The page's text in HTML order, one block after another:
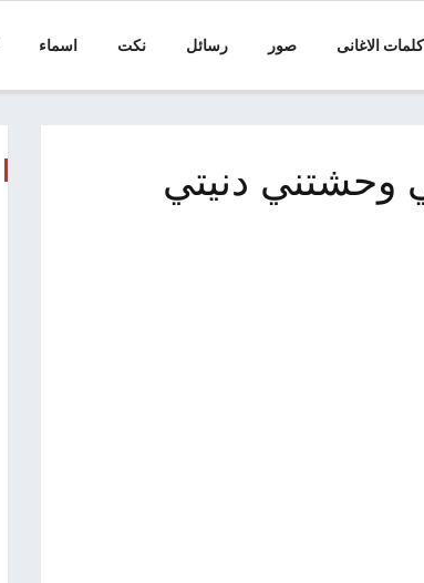
كلمات الاغانى صور رسائل نكت اسماء
وحشتني دنيتي